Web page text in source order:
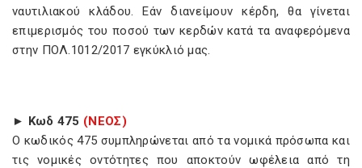
ναυτιλιακού κλάδου. Εάν διανείμουν κέρδη, θα γίνεται
επιμερισμός του ποσού των κερδών κατά τα αναφερόμενα
στην ΠΟΛ.1012/2017 εγκύκλιό μας.
► Κωδ 475 (ΝΕΟΣ)
Ο κωδικός 475 συμπληρώνεται από τα νομικά πρόσωπα και
τις νομικές οντότητες που αποκτούν ωφέλεια από τη